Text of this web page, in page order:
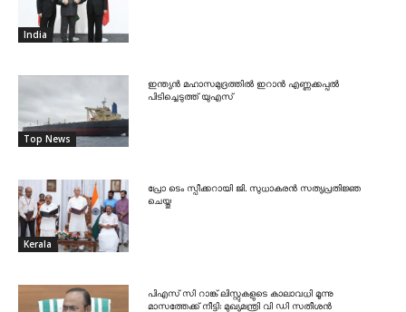
India
Top News
ഇന്ത്യൻ മഹാസമുദ്രത്തിൽ ഇറാൻ എണ്ണക്കപ്പൽ
പിടിച്ചെടുത്ത് യുഎസ്
Kerala
പ്രോ ടെം സ്പീക്കറായി ജി. സുധാകരൻ സത്യപ്രതിജ്ഞ
ചെയ്തു
പിഎസ് സി റാങ്ക് ലിസ്റ്റുകളുടെ കാലാവധി മൂന്നു
മാസത്തേക്ക് നീട്ടി: മുഖ്യമന്ത്രി വി ഡി സതീശൻ